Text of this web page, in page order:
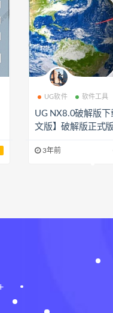
UG软件 软件工具
UG NX8.0破解版
文版】破解版正式版
3年前